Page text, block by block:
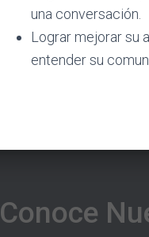
una conversación.
Lograr mejorar su
entender su
Conoce